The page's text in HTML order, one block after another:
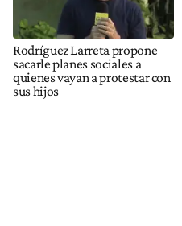
Rodríguez Larreta propone
sacarle planes sociales a
quienes vayan a protestar con
sus hijos